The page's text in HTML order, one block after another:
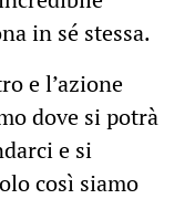
in sé stessa.
e l’azione
dove si potrà
e si
così siamo